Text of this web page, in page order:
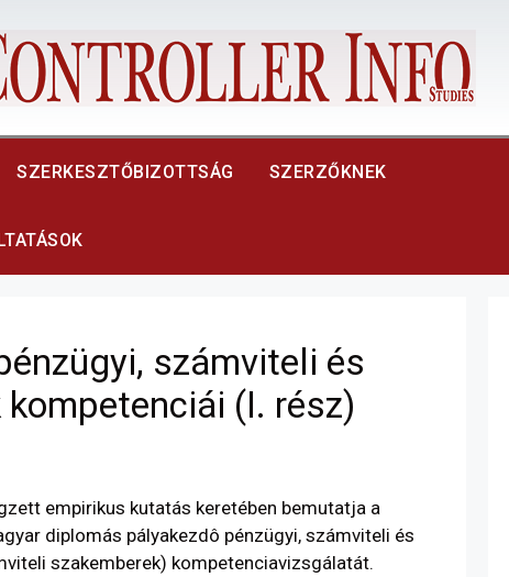
SZERKESZTŐBIZOTTSÁG SZERZŐKNEK
számviteli és
(I. rész)
empirikus kutatás keretében bemutatja a
diplomás pályakezdô pénzügyi, számviteli és
szakemberek) kompetenciavizsgálatát.